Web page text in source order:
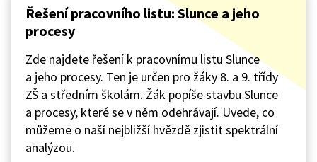
Řešení pracovního listu: Slunce a jeho
procesy
Zde najdete řešení k pracovnímu listu Slunce
a jeho procesy. Ten je určen pro žáky 8. a 9. třídy
ZŠ a středním školám. Žák popíše stavbu Slunce
a procesy, které se v něm odehrávají. Uvede, co
můžeme o naší nejbližší hvězdě zjistit spektrální
analýzou.